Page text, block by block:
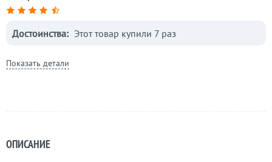
ОПИСАНИЕ
Достоинства: Этот товар купили 7 раз
Показать детали